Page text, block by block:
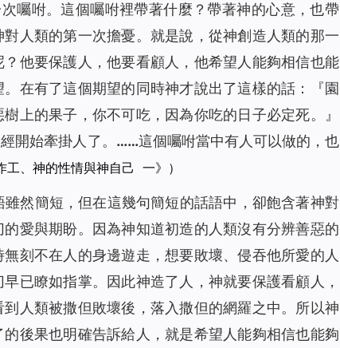
囑咐。這個囑咐裡帶著什麼？帶著神的心意，也帶
人類的第一次擔憂。就是說，從神創造人類的那一
他要保護人，他要看顧人，他希望人能夠相信也能
在有了這個期望的同時神才說出了這樣的話：『園
上的果子，你不可吃，因為你吃的日子必定死。』
開始牽掛人了。……這個囑咐當中有人可以做的，也
工、神的性情與神自己 一》）
然簡短，但在這幾句簡短的話語中，卻飽含著神對
愛與期盼。因為神知道初造的人類沒有分辨善惡的
刻不在人的身邊遊走，想要敗壞、侵吞他所愛的人
已瞭如指掌。因此神造了人，神就要保護看顧人，
人類被撒但敗壞後，落入撒但的網羅之中。所以神
後果也明確告訴給人，就是希望人能夠相信也能夠